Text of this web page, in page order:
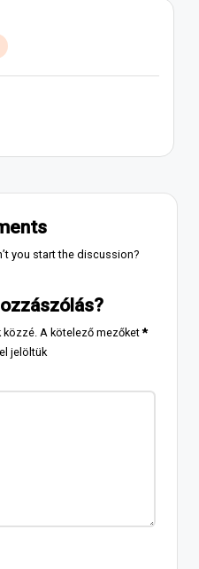
you start the discussion?
közzé. A kötelező mezőket*
jelöltük